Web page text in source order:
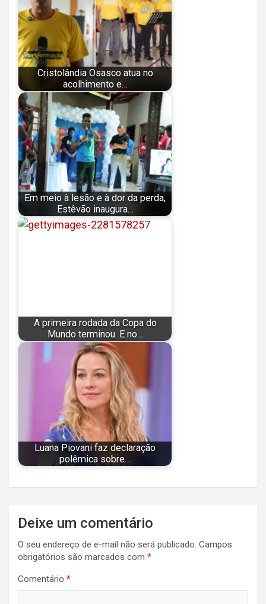
Cristolândia Osasco atua no
acolhimento e…
Em meio à lesão e à dor da perda,
Estêvão inaugura…
A primeira rodada da Copa do
Mundo terminou. E no…
Luana Piovani faz declaração
polêmica sobre…
Navegação
de
Post
Deixe um comentário
O seu endereço de e-mail não será publicado. Campos
obrigatórios são marcados com *
Comentário *